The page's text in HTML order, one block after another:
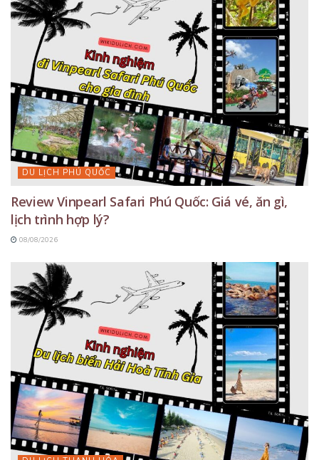
DU LỊCH PHÚ QUỐC
Review Vinpearl Safari Phú Quốc: Giá vé, ăn gì,
lịch trình hợp lý?
08/08/2026